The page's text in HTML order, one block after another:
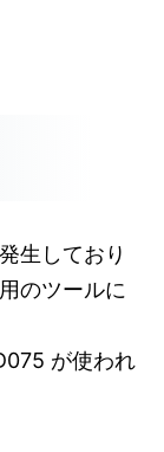
生しており
のツールに
が使われ